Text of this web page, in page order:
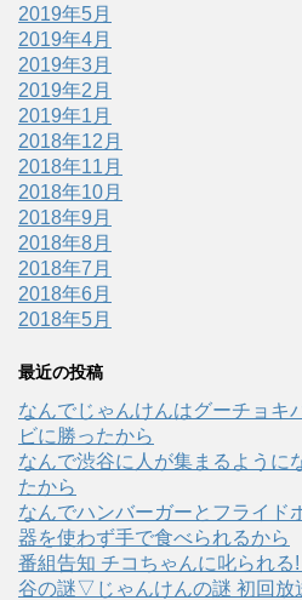
2019年5月
2019年4月
2019年3月
2019年2月
2019年1月
2018年12月
2018年11月
2018年10月
2018年9月
2018年8月
2018年7月
2018年6月
2018年5月
最近の投稿
なんでじゃんけんはグーチョキ
ビに勝ったから
なんで渋谷に人が集まるように
たから
なんでハンバーガーとフライド
器を使わず手で食べられるから
番組告知 チコちゃんに叱られ
谷の謎▽じゃんけんの謎 初回放